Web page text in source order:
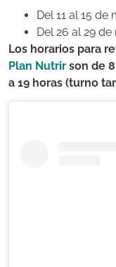
Del 11 al 15 de
Del 26 al 29 de
Los horarios para
Plan Nutrir son de
a 19 horas (turno